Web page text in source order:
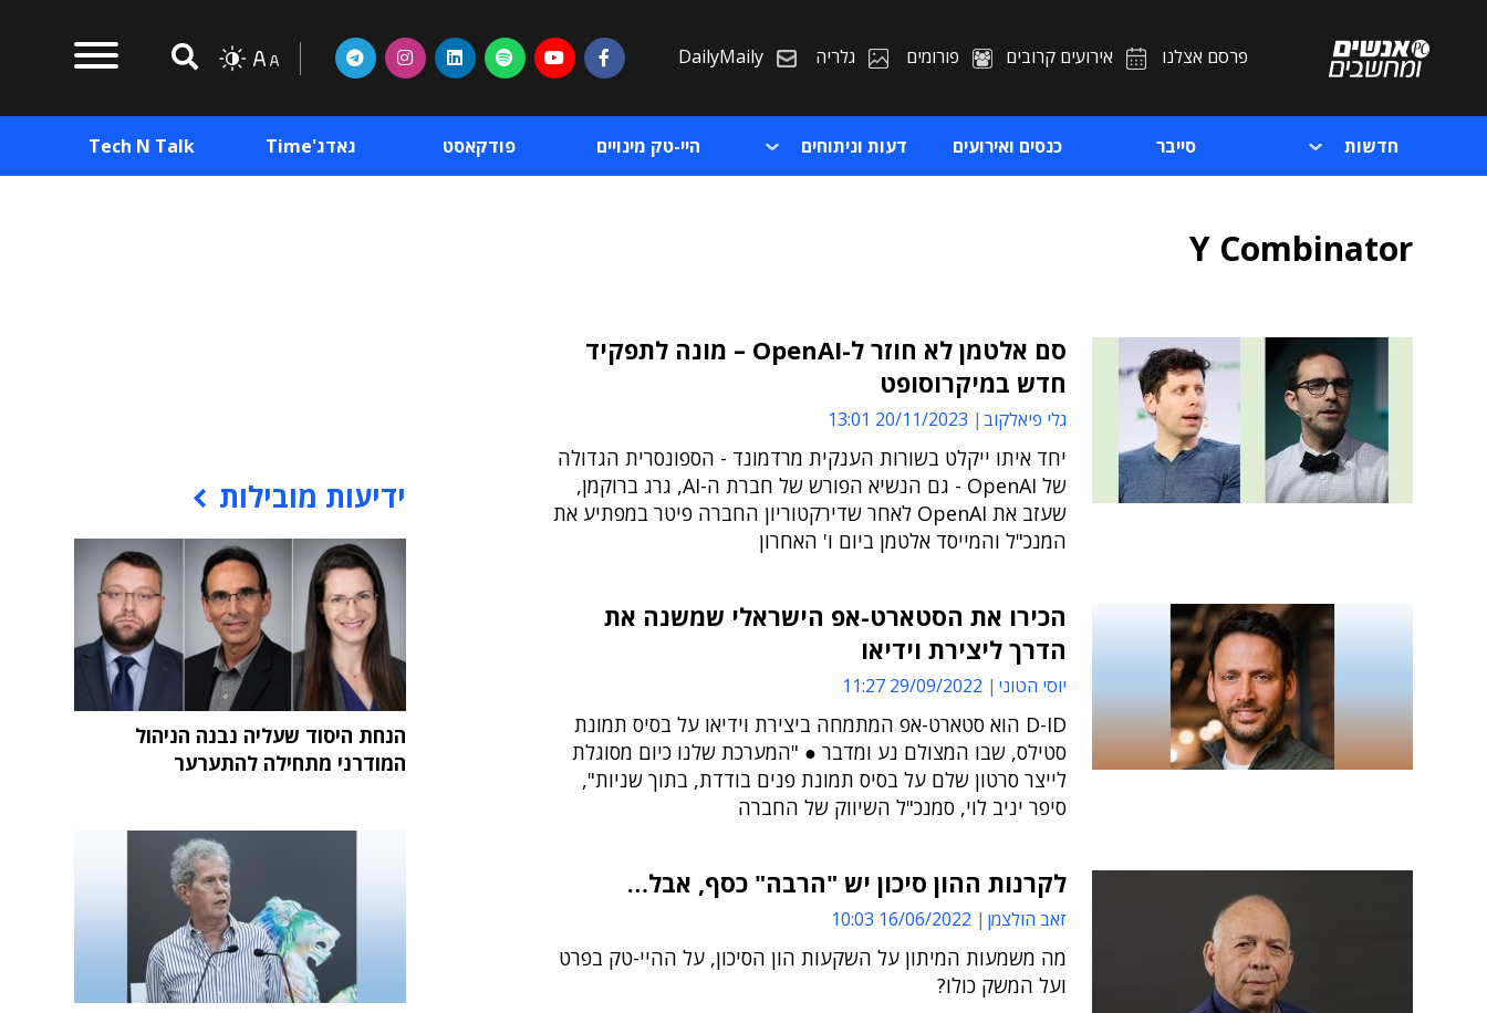
פרסם אצלנו אירועים קרובים פורומים גלריה DailyMaily
חדשות סייבר כנסים ואירועים דעות וניתוחים היי-טק מינויים פודקאסט גאדג'Time Tech N Talk
Y Combinator
סם אלטמן לא חוזר ל-OpenAI – מונה לתפקיד
חדש במיקרוסופט
גלי פיאלקוב 20/11/2023 13:01
יחד איתו ייקלט בשורות הענקית מרדמונד - הספונסרית הגדולה
של OpenAI - גם הנשיא הפורש של חברת ה-AI, גרג ברוקמן,
שעזב את OpenAI לאחר שדירקטוריון החברה פיטר במפתיע את
המנכ"ל והמייסד אלטמן ביום ו' האחרון
הכירו את הסטארט-אפ הישראלי שמשנה את
הדרך ליצירת וידיאו
יוסי הטוני 29/09/2022 11:27
D-ID הוא סטארט-אפ המתמחה ביצירת וידיאו על בסיס תמונת
סטילס, שבו המצולם נע ומדבר ● "המערכת שלנו כיום מסוגלת
לייצר סרטון שלם על בסיס תמונת פנים בודדת, בתוך שניות",
סיפר יניב לוי, סמנכ"ל השיווק של החברה
לקרנות ההון סיכון יש "הרבה" כסף, אבל…
זאב הולצמן 16/06/2022 10:03
מה משמעות המיתון על השקעות הון הסיכון, על ההיי-טק בפרט
ועל המשק כולו?
ידיעות מובילות
הנחת היסוד שעליה נבנה הניהול
המודרני מתחילה להתערער